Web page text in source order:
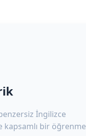
İngilizce
kapsamlı bir öğrenme